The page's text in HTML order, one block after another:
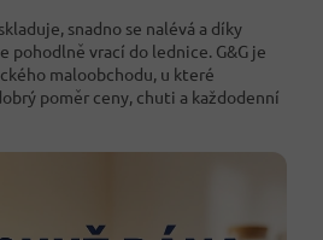
snadno se nalévá a díky
pohodlně vrací do lednice. G&G je
maloobchodu, u které
poměr ceny, chuti a každodenní